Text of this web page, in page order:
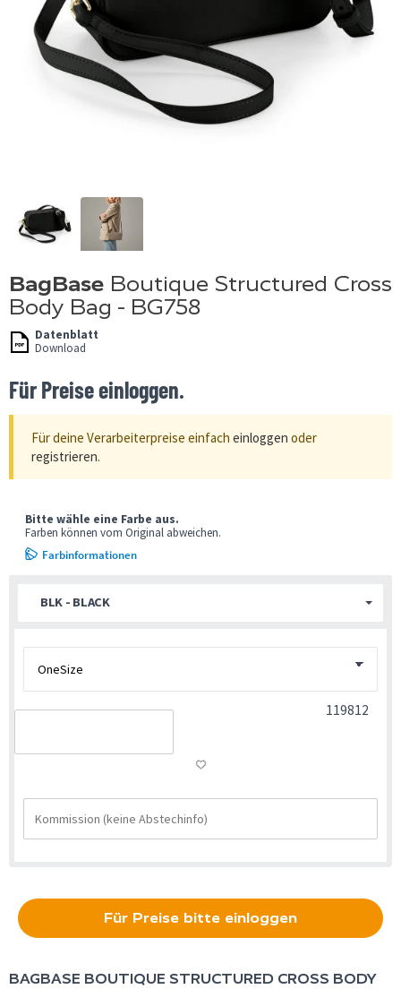
BagBase Boutique Structured Cross
Body Bag - BG758
Datenblatt
Download
Für Preise einloggen.
Für deine Verarbeiterpreise einfach einloggen oder
registrieren.
BLK - BLACK
Bitte wähle eine Farbe aus.
Farben können vom Original abweichen.
Farbinformationen
119812
Für Preise bitte einloggen
BAGBASE BOUTIQUE STRUCTURED CROSS BODY